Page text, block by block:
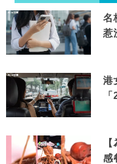
名
惹
港
感